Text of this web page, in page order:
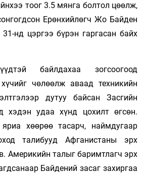
тоог 3.5 мянга болтол цөөлж,
Ерөнхийлөгч Жо Байден
нд цэргээ бүрэн гаргасан байх
байлдахаа зогсоогоод
чөлөөлж аваад техникийн
дутуу байсан Засгийн
хэдэн удаа хүнд цохилт өгсөн.
хөөрөө тасарч, наймдугаар
талибууд Афганистаны эрх
Америкийн талыг баримтлагч эрх
Байдений засаг захиргаа